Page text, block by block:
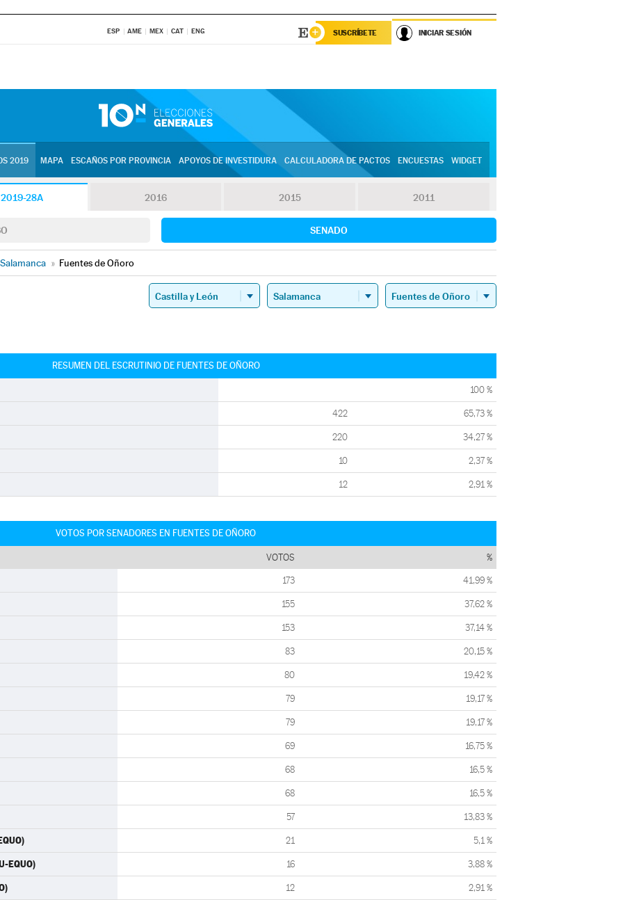
ESP AME MEX CAT ENG SUSCRÍBETE INICIAR SESIÓN
2019 MAPA ESCAÑOS POR PROVINCIA APOYOS DE INVESTIDURA CALCULADORA DE PACTOS ENCUESTAS WIDGET
2019-28A 2016 2015 2011
SENADO
Salamanca » Fuentes de Oñoro
RESUMEN DEL ESCRUTINIO DE FUENTES DE OÑORO
100 %
422 65,73 %
220 34,27 %
10 2,37 %
12 2,91 %
VOTOS POR SENADORES EN FUENTES DE OÑORO
VOTOS %
173 41,99 %
155 37,62 %
153 37,14 %
83 20,15 %
80 19,42 %
79 19,17 %
79 19,17 %
69 16,75 %
68 16,5 %
68 16,5 %
57 13,83 %
21 5,1 %
EQUO) 16 3,88 %
12 2,91 %